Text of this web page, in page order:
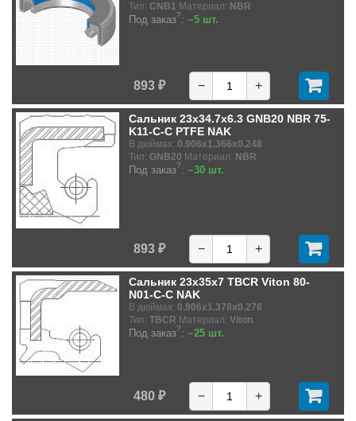
Тип: CNB1 Материал: NBR
Под заказ?: ~5 шт.
893 ₽ − +
Сальник 23x34.7x6.3 GNB20 NBR 75-
K11-C-C PTFE NAK
В дюймах: 0.906x1.366x0.248
Тип: GNB20 Материал: NBR
Под заказ?: ~30 шт.
893 ₽ − +
Сальник 23x35x7 TBCR Viton 80-
N01-C-C NAK
В дюймах: 0.906x1.378x0.276
Тип: TBCR Материал: Viton
Под заказ?: ~25 шт.
480 ₽ − +